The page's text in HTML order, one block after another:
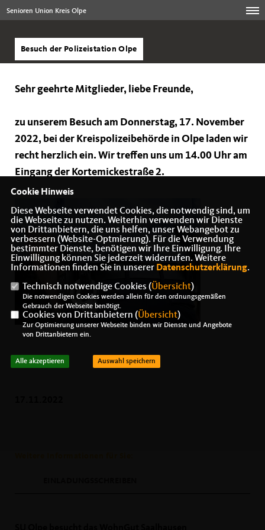
Senioren Union Kreis Olpe
Besuch der Polizeistation Olpe
Sehr geehrte Mitglieder, liebe Freunde,
zu unserem Besuch am Donnerstag, 17. November
2022, bei der Kreispolizeibehörde in Olpe laden wir
recht herzlich ein. Wir treffen uns um 14.00 Uhr am
Eingang der Kortemickestraße 2.
Cookie Hinweis
Diese Webseite verwendet Cookies, die notwendig sind, um
die Webseite zu nutzen. Weiterhin verwenden wir Dienste
von Drittanbietern, die uns helfen, unser Webangebot zu
verbessern (Website-Optmierung). Für die Verwendung
bestimmter Dienste, benötigen wir Ihre Einwilligung. Ihre
Einwilligung können Sie jederzeit widerrufen. Weitere
Informationen finden Sie in unserer Datenschutzerklärung.
Technisch notwendige Cookies (Übersicht)
Die notwendigen Cookies werden allein für den ordnungsgemäßen
Gebrauch der Webseite benötigt.
Cookies von Drittanbietern (Übersicht)
Zur Optimierung unserer Webseite binden wir Dienste und Angebote
von Drittanbietern ein.
Alle akzeptieren Auswahl speichern